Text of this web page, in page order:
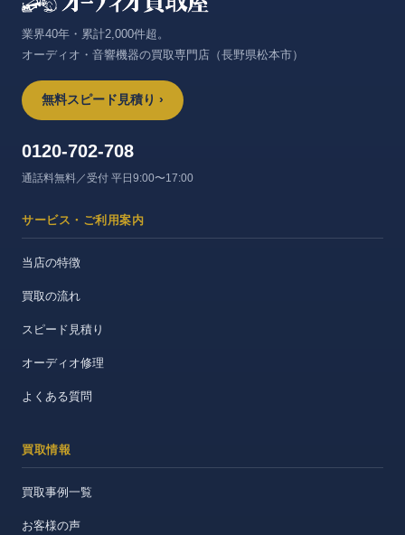
業界40年・累計2,000件超。
オーディオ・音響機器の買取専門店（長野県松本市）
無料スピード見積り ›
0120-702-708
通話料無料／受付 平日9:00〜17:00
サービス・ご利用案内
当店の特徴
買取の流れ
スピード見積り
オーディオ修理
よくある質問
買取情報
買取事例一覧
お客様の声